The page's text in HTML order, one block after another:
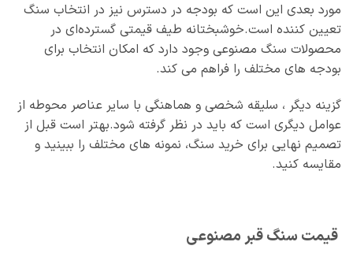
مورد بعدی این است که بودجه در دسترس نیز در انتخاب سنگ
تعیین‌ کننده است.خوشبختانه طیف قیمتی گسترده‌ای در
محصولات سنگ مصنوعی وجود دارد که امکان انتخاب برای
بودجه‌ های مختلف را فراهم می‌ کند.
گزینه دیگر ، سلیقه شخصی و هماهنگی با سایر عناصر محوطه از
عوامل دیگری است که باید در نظر گرفته شود.بهتر است قبل از
تصمیم نهایی برای خرید سنگ، نمونه های مختلف را ببینید و
مقایسه کنید.
قیمت سنگ قبر مصنوعی